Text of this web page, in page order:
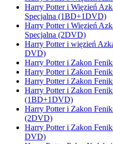
Harry Potter i Więzień
Specjalna (1BD+1DVD)
Harry Potter i Więzień
Specjalna (2DVD)
Harry Potter i więzień
DVD)
Harry Potter i Zakon
Harry Potter i Zakon
Harry Potter i Zakon
Harry Potter i Zakon
(1BD+1DVD)
Harry Potter i Zakon
(2DVD)
Harry Potter i Zakon
DVD)